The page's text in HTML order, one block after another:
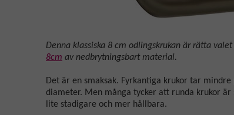
Denna klassiska 8 cm odlingskrukan är rätta
8cm av nedbrytningsbart material.
Det är en smaksak. Fyrkantiga krukor tar
diameter. Men många tycker att runda krukor
lite stadigare och mer hållbara.